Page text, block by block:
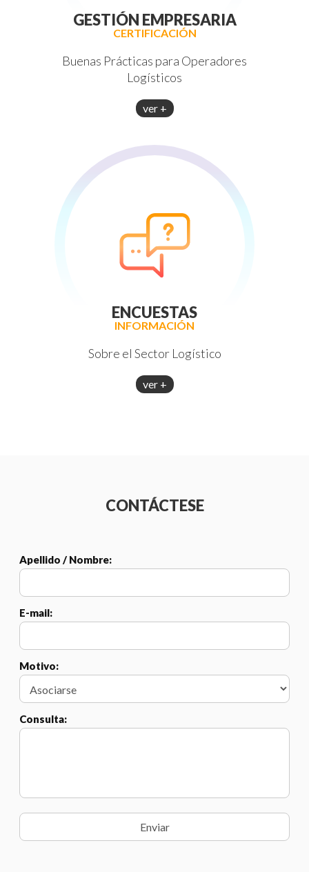
GESTIÓN EMPRESARIA
CERTIFICACIÓN
Buenas Prácticas para Operadores
Logísticos
ver +
ENCUESTAS
INFORMACIÓN
Sobre el Sector Logístico
ver +
CONTÁCTESE
Apellido / Nombre:
E-mail:
Motivo:
Consulta: